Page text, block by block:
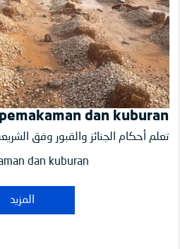
dan kuburan
dan kuburan …
المزيد